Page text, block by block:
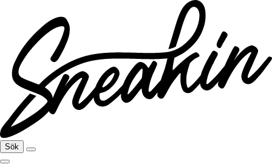
Sök